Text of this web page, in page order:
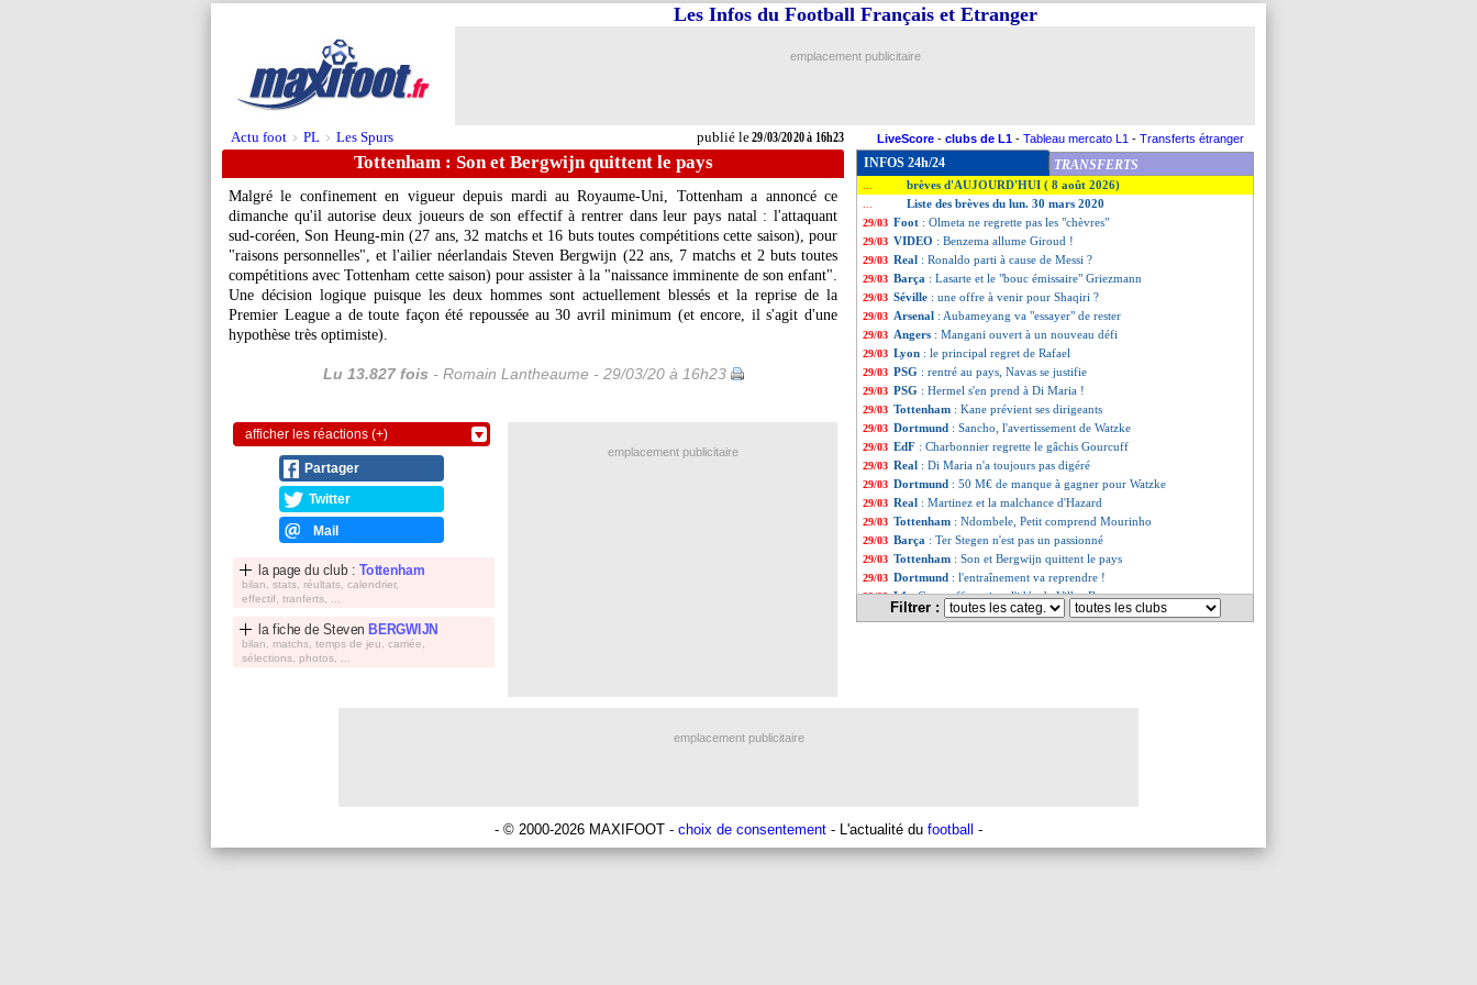
Actu foot > PL > Les Spurs publié le29/03/2020 à 16h23
Les Infos du Football Français et Etranger
emplacement publicitaire
LiveScore - clubs de L1 - Tableau mercato L1 - Transferts étranger
Tottenham : Son et Bergwijn quittent le pays
Malgré le confinement en vigueur depuis mardi au Royaume-Uni, Tottenham a annoncé ce
dimanche qu'il autorise deux joueurs de son effectif à rentrer dans leur pays natal : l'attaquant
sud-coréen, Son Heung-min (27 ans, 32 matchs et 16 buts toutes compétitions cette saison), pour
"raisons personnelles", et l'ailier néerlandais Steven Bergwijn (22 ans, 7 matchs et 2 buts toutes
compétitions avec Tottenham cette saison) pour assister à la "naissance imminente de son enfant".
Une décision logique puisque les deux hommes sont actuellement blessés et la reprise de la
Premier League a de toute façon été repoussée au 30 avril minimum (et encore, il s'agit d'une
hypothèse très optimiste).
Lu 13.827 fois - Romain Lantheaume - 29/03/20 à 16h23
afficher les réactions (+)
Partager
Twitter
Mail
la page du club : Tottenham
bilan, stats, réultats, calendrier,
effectif, tranferts, ...
la fiche de Steven BERGWIJN
bilan, matchs, temps de jeu, carriée,
sélections, photos, ...
INFOS 24h/24 TRANSFERTS
brèves d'AUJOURD'HUI ( 8 août 2026)
Liste des brèves du lun. 30 mars 2020
29/03 Foot : Olmeta ne regrette pas les "chèvres"
29/03 VIDEO : Benzema allume Giroud !
29/03 Real : Ronaldo parti à cause de Messi ?
29/03 Barça : Lasarte et le "bouc émissaire" Griezmann
29/03 Séville : une offre à venir pour Shaqiri ?
29/03 Arsenal : Aubameyang va "essayer" de rester
29/03 Angers : Mangani ouvert à un nouveau défi
29/03 Lyon : le principal regret de Rafael
29/03 PSG : rentré au pays, Navas se justifie
29/03 PSG : Hermel s'en prend à Di Maria !
29/03 Tottenham : Kane prévient ses dirigeants
29/03 Dortmund : Sancho, l'avertissement de Watzke
29/03 EdF : Charbonnier regrette le gâchis Gourcuff
29/03 Real : Di Maria n'a toujours pas digéré
29/03 Dortmund : 50 M€ de manque à gagner pour Watzke
29/03 Real : Martinez et la malchance d'Hazard
29/03 Tottenham : Ndombele, Petit comprend Mourinho
29/03 Barça : Ter Stegen n'est pas un passionné
29/03 Tottenham : Son et Bergwijn quittent le pays
29/03 Dortmund : l'entraînement va reprendre !
29/03 L1: Gourcuff soutient l'idée de Villas-Boas
Lens: Leca ne veut pas reprendre pour l'argent
Esp.: le chômage partiel refusé ?
L1: beIN comme Canal+ ?
Filtrer :
emplacement publicitaire
emplacement publicitaire
- © 2000-2026 MAXIFOOT - choix de consentement - L'actualité du football -